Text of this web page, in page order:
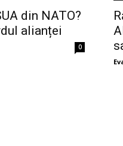
din NATO?
alianței
0